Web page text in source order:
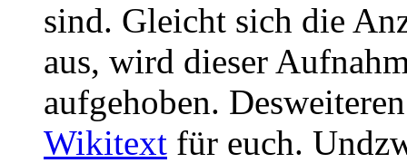
sind. Gleicht sich die
aus, wird dieser
aufgehoben.
Wikitext für euch.